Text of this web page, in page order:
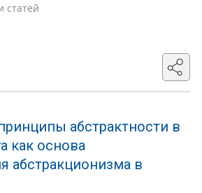
статей
абстрактности в
как основа
абстракционизма в